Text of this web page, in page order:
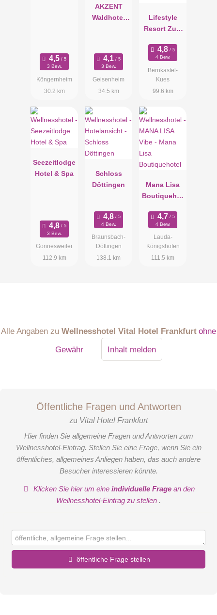
3 Bew.
Köngernheim
30.2 km
AKZENT
Waldhotel
3 Bew.
Geisenheim
34.5 km
Lifestyle
Resort Zum
4 Bew.
Bernkastel-
Kues
99.6 km
Seezeitlodge
Hotel & Spa
3 Bew.
Gonnesweiler
112.9 km
Schloss
Döttingen
4 Bew.
Braunsbach-
Döttingen
138.1 km
Mana Lisa
Boutiquehot
4 Bew.
Lauda-
Königshofen
111.5 km
Alle Angaben zu Wellnesshotel Vital Hotel Frankfurt ohne
Gewähr
Inhalt melden
Öffentliche Fragen und Antworten
zu Vital Hotel Frankfurt
Hier finden Sie allgemeine Fragen und Antworten zum
Wellnesshotel-Eintrag. Stellen Sie eine Frage, wenn Sie ein
öffentliches, allgemeines Anliegen haben, das auch andere
Besucher interessieren könnte.
Klicken Sie hier um eineindividuelle Frage an den
Wellnesshotel-Eintrag zu stellen .
öffentliche Frage stellen